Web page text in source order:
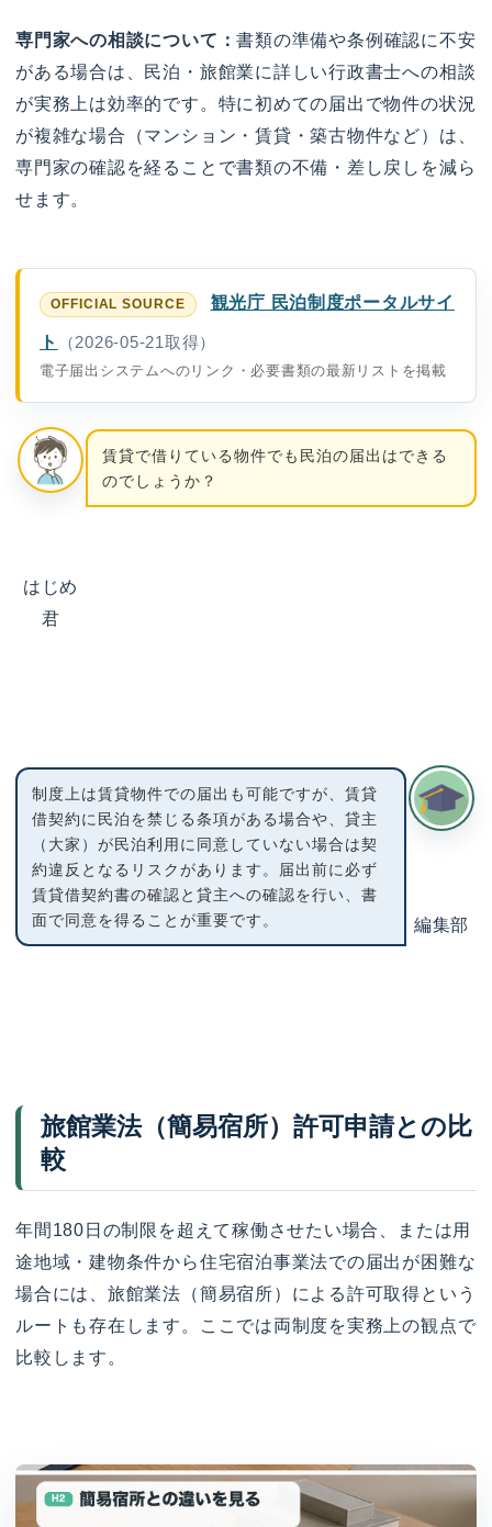
専門家への相談について：書類の準備や条例確認に不安
がある場合は、民泊・旅館業に詳しい行政書士への相談
が実務上は効率的です。特に初めての届出で物件の状況
が複雑な場合（マンション・賃貸・築古物件など）は、
専門家の確認を経ることで書類の不備・差し戻しを減ら
せます。
観光庁 民泊制度ポータルサイ
ト
（2026-05-21取得）
電子届出システムへのリンク・必要書類の最新リストを掲載
はじめ
君
賃貸で借りている物件でも民泊の届出はできる
のでしょうか？
編集部
制度上は賃貸物件での届出も可能ですが、賃貸
借契約に民泊を禁じる条項がある場合や、貸主
（大家）が民泊利用に同意していない場合は契
約違反となるリスクがあります。届出前に必ず
賃貸借契約書の確認と貸主への確認を行い、書
面で同意を得ることが重要です。
旅館業法（簡易宿所）許可申請との比
較
年間180日の制限を超えて稼働させたい場合、または用
途地域・建物条件から住宅宿泊事業法での届出が困難な
場合には、旅館業法（簡易宿所）による許可取得という
ルートも存在します。ここでは両制度を実務上の観点で
比較します。